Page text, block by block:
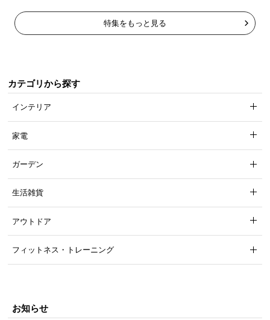
特集をもっと見る
カテゴリから探す
インテリア
家電
ガーデン
生活雑貨
アウトドア
フィットネス・トレーニング
お知らせ